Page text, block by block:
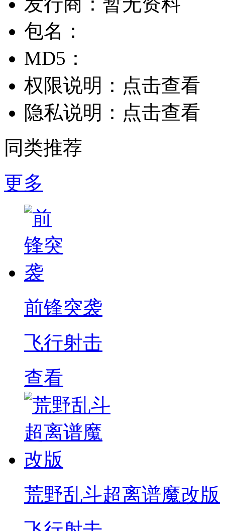
包名：
MD5：
权限说明： 点击查看
隐私说明： 点击查看
同类推荐
更多
前锋突袭
飞行射击
查看
荒野乱斗超离谱魔改版